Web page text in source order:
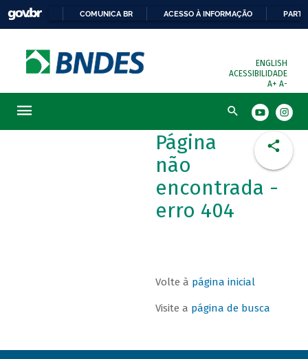
COMUNICA BR ACESSO À INFORMAÇÃO
ENGLISH
ACESSIBILIDADE
A+ A-
Busca
Página
não
encontrada -
erro 404
Volte à página inicial
Visite a página de busca